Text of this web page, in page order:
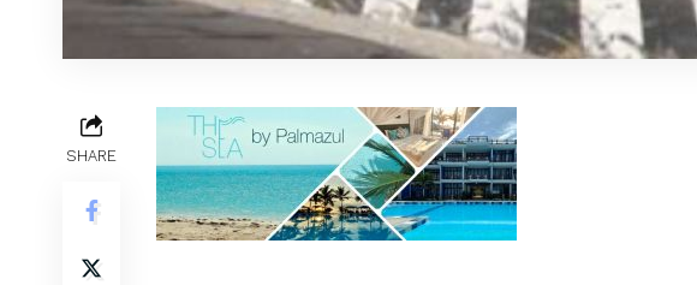
SHARE